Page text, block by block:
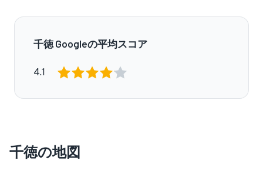
千徳 Googleの平均スコア
4.1
千徳の地図